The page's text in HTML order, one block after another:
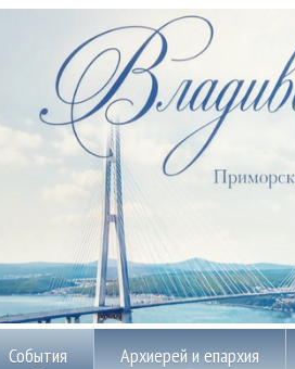
События Архиерей и епархия